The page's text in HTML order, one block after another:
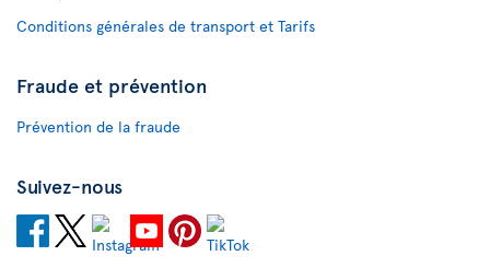
Conditions générales de transport et Tarifs
Fraude et prévention
Prévention de la fraude
Suivez-nous